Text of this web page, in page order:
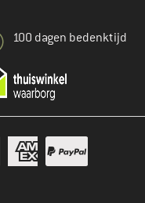
100 dagen bedenktijd